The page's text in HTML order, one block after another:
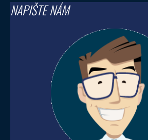
NAPIŠTE NÁM